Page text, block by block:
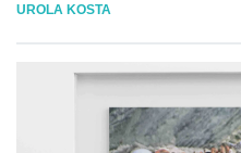
UROLA KOSTA